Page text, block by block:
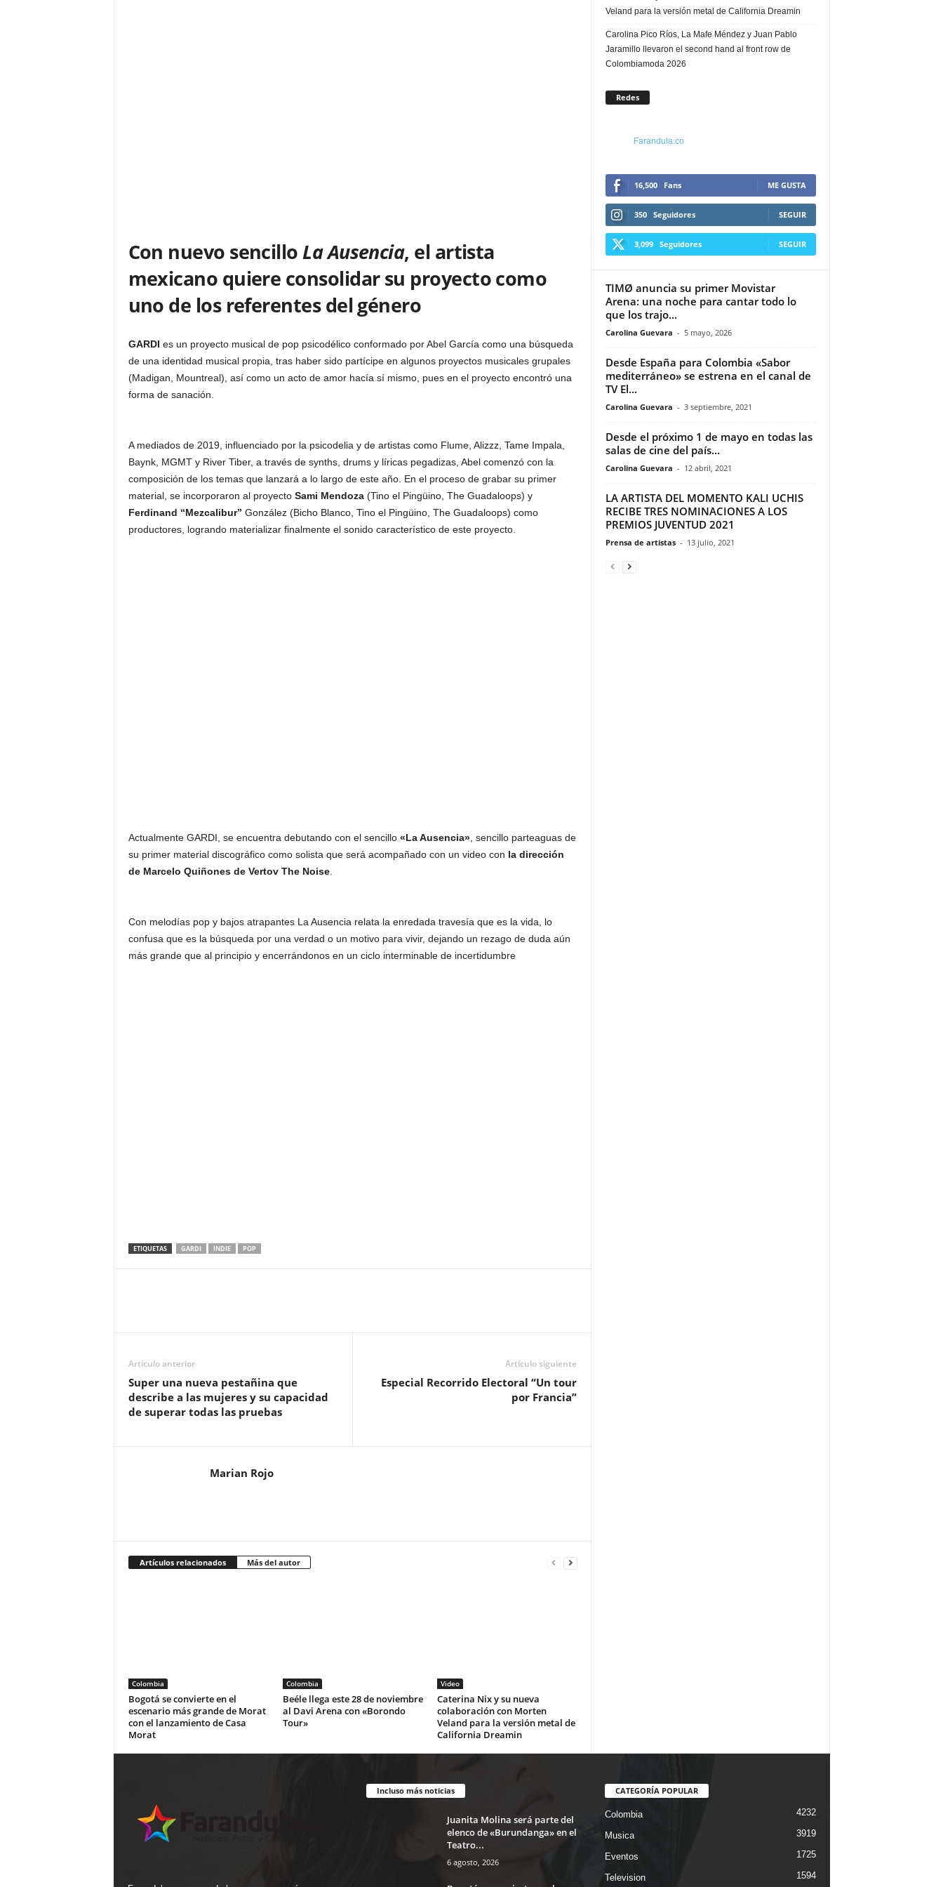
Con nuevo sencilloLa Ausencia, el artista
mexicano quiere consolidar su proyecto como
uno de los referentes del género
GARDI es un proyecto musical de pop psicodélico conformado por Abel García como una búsqueda
de una identidad musical propia, tras haber sido partícipe en algunos proyectos musicales grupales
(Madigan, Mountreal), así como un acto de amor hacía sí mismo, pues en el proyecto encontró una
forma de sanación.
A mediados de 2019, influenciado por la psicodelia y de artistas como Flume, Alizzz, Tame Impala,
Baynk, MGMT y River Tiber, a través de synths, drums y líricas pegadizas, Abel comenzó con la
composición de los temas que lanzará a lo largo de este año. En el proceso de grabar su primer
material, se incorporaron al proyecto Sami Mendoza(Tino el Pingüino, The Guadaloops) y
Ferdinand “Mezcalibur” González (Bicho Blanco, Tino el Pingüino, The Guadaloops) como
productores, logrando materializar finalmente el sonido característico de este proyecto.
Actualmente GARDI, se encuentra debutando con el sencillo «La Ausencia», sencillo parteaguas de
su primer material discográfico como solista que será acompañado con un video con la dirección
de Marcelo Quiñones de Vertov The Noise.
Con melodías pop y bajos atrapantes La Ausencia relata la enredada travesía que es la vida, lo
confusa que es la búsqueda por una verdad o un motivo para vivir, dejando un rezago de duda aún
más grande que al principio y encerrándonos en un ciclo interminable de incertidumbre
ETIQUETAS GARDI INDIE POP
Artículo anterior
Super una nueva pestañina que
describe a las mujeres y su capacidad
de superar todas las pruebas
Artículo siguiente
Especial Recorrido Electoral “Un tour
por Francia”
Marian Rojo
Artículos relacionados Más del autor
Colombia
Bogotá se convierte en el
escenario más grande de Morat
con el lanzamiento de Casa
Morat
Colombia
Beéle llega este 28 de noviembre
al Davi Arena con «Borondo
Tour»
Video
Caterina Nix y su nueva
colaboración con Morten
Veland para la versión metal de
California Dreamin
Veland para la versión metal de California Dreamin
Carolina Pico Ríos, La Mafe Méndez y Juan Pablo
Jaramillo llevaron el second hand al front row de
Colombiamoda 2026
Redes
Farandula.co
16,500 Fans ME GUSTA
350 Seguidores SEGUIR
3,099 Seguidores SEGUIR
TIMØ anuncia su primer Movistar
Arena: una noche para cantar todo lo
que los trajo...
Carolina Guevara - 5 mayo, 2026
Desde España para Colombia «Sabor
mediterráneo» se estrena en el canal de
TV El...
Carolina Guevara - 3 septiembre, 2021
Desde el próximo 1 de mayo en todas las
salas de cine del país...
Carolina Guevara - 12 abril, 2021
LA ARTISTA DEL MOMENTO KALI UCHIS
RECIBE TRES NOMINACIONES A LOS
PREMIOS JUVENTUD 2021
Prensa de artistas - 13 julio, 2021
Incluso más noticias
Juanita Molina será parte del
elenco de «Burundanga» en el
Teatro...
6 agosto, 2026
CATEGORÍA POPULAR
Colombia 4232
Musica 3919
Eventos 1725
Television 1594